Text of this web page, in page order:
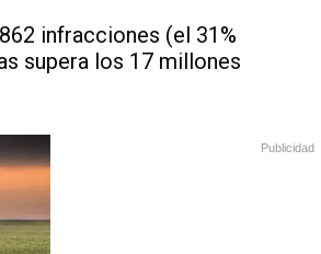
infracciones (el 31%
supera los 17 millones
Publicidad